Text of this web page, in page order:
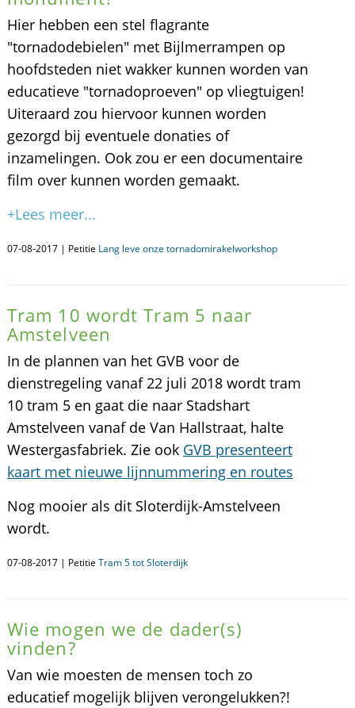
Hier hebben een stel flagrante
"tornadodebielen" met Bijlmerrampen op
hoofdsteden niet wakker kunnen worden van
educatieve "tornadoproeven" op vliegtuigen!
Uiteraard zou hiervoor kunnen worden
gezorgd bij eventuele donaties of
inzamelingen. Ook zou er een documentaire
film over kunnen worden gemaakt.
+Lees meer...
07-08-2017 | Petitie Lang leve onze tornadomirakelworkshop
Tram 10 wordt Tram 5 naar
Amstelveen
In de plannen van het GVB voor de
dienstregeling vanaf 22 juli 2018 wordt tram
10 tram 5 en gaat die naar Stadshart
Amstelveen vanaf de Van Hallstraat, halte
Westergasfabriek. Zie ook GVB presenteert
kaart met nieuwe lijnnummering en routes
Nog mooier als dit Sloterdijk-Amstelveen
wordt.
07-08-2017 | Petitie Tram 5 tot Sloterdijk
Wie mogen we de dader(s)
vinden?
Van wie moesten de mensen toch zo
educatief mogelijk blijven verongelukken?!